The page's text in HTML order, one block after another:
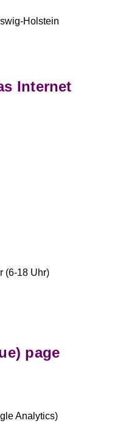
Holstein
Internet
(6-18 Uhr)
page
Analytics)